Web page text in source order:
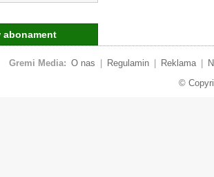
abonament
Gremi Media: O nas Regulamin Reklama
©